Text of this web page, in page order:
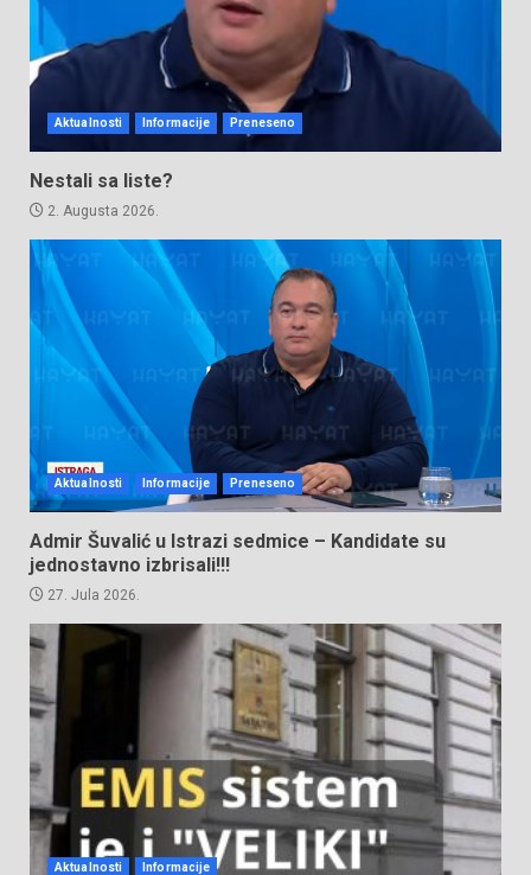
Aktualnosti Informacije Preneseno
Nestali sa liste?
2. Augusta 2026.
Aktualnosti Informacije Preneseno
Admir Šuvalić u Istrazi sedmice – Kandidate su
jednostavno izbrisali!!!
27. Jula 2026.
Aktualnosti Informacije